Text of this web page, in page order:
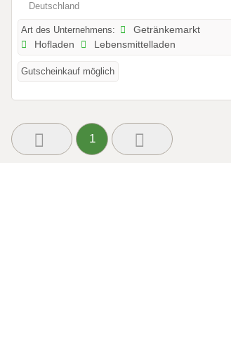
Deutschland
Art des Unternehmens:
Getränkemarkt
Hofladen
Lebensmittelladen
Gutscheinkauf möglich
1